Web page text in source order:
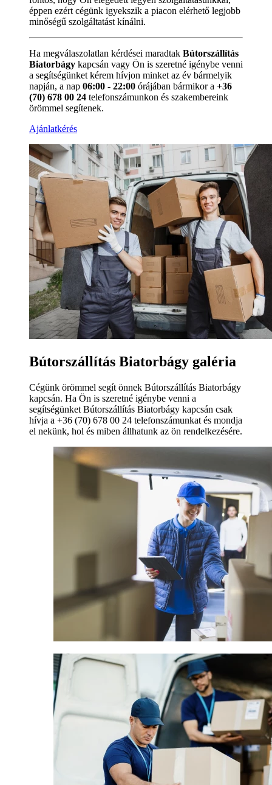
éppen ezért cégünk igyekszik a piacon elérhető legjobb
minőségű szolgáltatást kínálni.
Ha megválaszolatlan kérdései maradtak Bútorszállítás
Biatorbágy kapcsán vagy Ön is szeretné igénybe venni
a segítségünket kérem hívjon minket az év bármelyik
napján, a nap 06:00 - 22:00 órájában bármikor a +36
(70) 678 00 24 telefonszámunkon és szakembereink
örömmel segítenek.
Ajánlatkérés
Bútorszállítás Biatorbágy galéria
Cégünk örömmel segít önnek Bútorszállítás Biatorbágy
kapcsán. Ha Ön is szeretné igénybe venni a
segítségünket Bútorszállítás Biatorbágy kapcsán csak
hívja a +36 (70) 678 00 24 telefonszámunkat és mondja
el nekünk, hol és miben állhatunk az ön rendelkezésére.